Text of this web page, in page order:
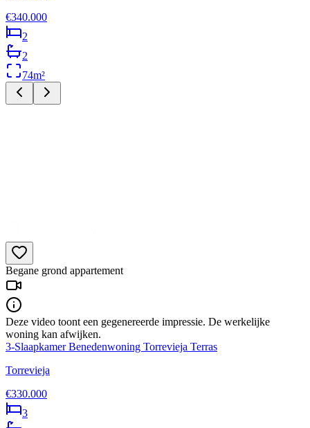
€340.000
2
2
74m²
Begane grond appartement
Deze video toont een gegenereerde impressie. De werkelijke
woning kan afwijken.
3-Slaapkamer Benedenwoning Torrevieja Terras
Torrevieja
€330.000
3